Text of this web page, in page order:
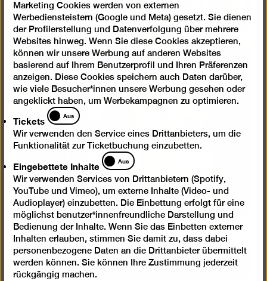
Marketing Cookies werden von externen
Werbediensteistern (Google und Meta) gesetzt. Sie dienen
der Profilerstellung und Datenverfolgung über mehrere
Websites hinweg. Wenn Sie diese Cookies akzeptieren,
können wir unsere Werbung auf anderen Websites
basierend auf Ihrem Benutzerprofil und Ihren Präferenzen
anzeigen. Diese Cookies speichern auch Daten darüber,
wie viele Besucher*innen unsere Werbung gesehen oder
angeklickt haben, um Werbekampagnen zu optimieren.
Tickets
Tickets
Aus
Wir verwenden den Service eines Drittanbieters, um die
Funktionalität zur Ticketbuchung einzubetten.
Eingebettete Inhalte
Eingebettete
Inhalte
Aus
Wir verwenden Services von Drittanbietern (Spotify,
YouTube und Vimeo), um externe Inhalte (Video- und
Audioplayer) einzubetten. Die Einbettung erfolgt für eine
möglichst benutzer*innenfreundliche Darstellung und
Bedienung der Inhalte. Wenn Sie das Einbetten externer
Inhalten erlauben, stimmen Sie damit zu, dass dabei
personenbezogene Daten an die Drittanbieter übermittelt
werden können. Sie können Ihre Zustimmung jederzeit
rückgängig machen.